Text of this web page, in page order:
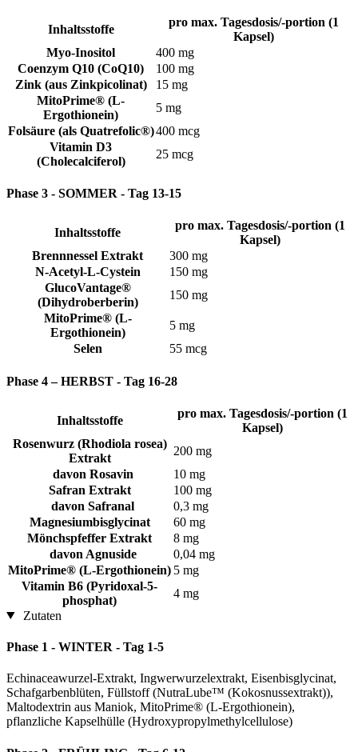
Inhaltsstoffe
pro max. Tagesdosis/-portion (1
Kapsel)
Myo-Inositol
400 mg
Coenzym Q10 (CoQ10)
100 mg
Zink (aus Zinkpicolinat)
15 mg
MitoPrime® (L-
Ergothionein)
5 mg
Folsäure (als Quatrefolic®)400 mcg
Vitamin D3
(Cholecalciferol)
25 mcg
Phase 3 - SOMMER - Tag 13-15
Inhaltsstoffe
pro max. Tagesdosis/-portion (1
Kapsel)
Brennnessel Extrakt
300 mg
N-Acetyl-L-Cystein
150 mg
GlucoVantage®
(Dihydroberberin)
150 mg
MitoPrime® (L-
Ergothionein)
5 mg
Selen
55 mcg
Phase 4 – HERBST - Tag 16-28
Inhaltsstoffe
pro max. Tagesdosis/-portion (1
Kapsel)
Rosenwurz (Rhodiola rosea)
Extrakt
200 mg
davon Rosavin
10 mg
Safran Extrakt
100 mg
davon Safranal
0,3 mg
Magnesiumbisglycinat
60 mg
Mönchspfeffer Extrakt
8 mg
davon Agnuside
0,04 mg
MitoPrime® (L-Ergothionein) 5 mg
Vitamin B6 (Pyridoxal-5-
phosphat)
4 mg
Zutaten
Phase 1 - WINTER - Tag 1-5
Echinaceawurzel-Extrakt, Ingwerwurzelextrakt, Eisenbisglycinat,
Schafgarbenblüten, Füllstoff (NutraLube™ (Kokosnussextrakt)),
Maltodextrin aus Maniok, MitoPrime® (L-Ergothionein),
pflanzliche Kapselhülle (Hydroxypropylmethylcellulose)